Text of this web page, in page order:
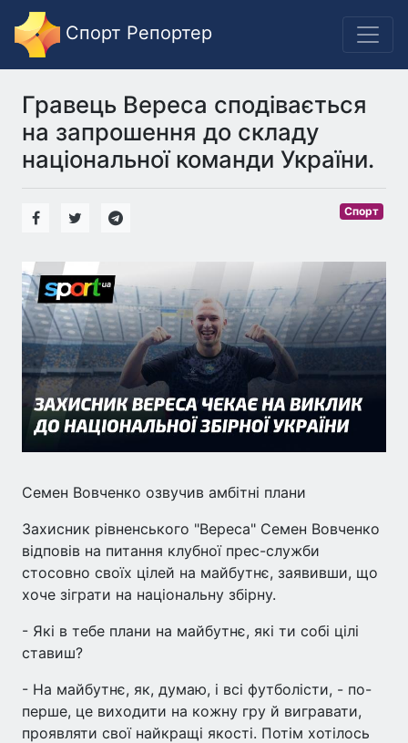
Спорт Репортер
Гравець Вереса сподівається
на запрошення до складу
національної команди України.
Спорт
Семен Вовченко озвучив амбітні плани
Захисник рівненського "Вереса" Семен Вовченко
відповів на питання клубної прес-служби
стосовно своїх цілей на майбутнє, заявивши, що
хоче зіграти на національну збірну.
- Які в тебе плани на майбутнє, які ти собі цілі
ставиш?
- На майбутнє, як, думаю, і всі футболісти, - по-
перше, це виходити на кожну гру й вигравати,
проявляти свої найкращі якості. Потім хотілось